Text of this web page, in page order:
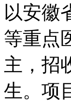
以安徽
等重点
主，招
生。项